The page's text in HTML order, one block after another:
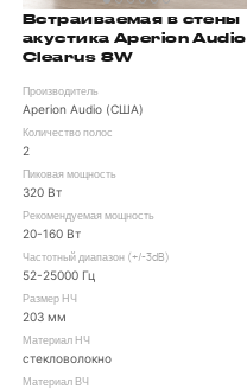
Встраиваемая в стены
акустика Aperion Audio
Clearus 8W
Производитель
Aperion Audio (США)
Количество полос
2
Пиковая мощность
320 Вт
Рекомендуемая мощность
20-160 Вт
Частотный диапазон (+/-3dB)
52-25000 Гц
Размер НЧ
203 мм
Материал НЧ
стекловолокно
Материал ВЧ